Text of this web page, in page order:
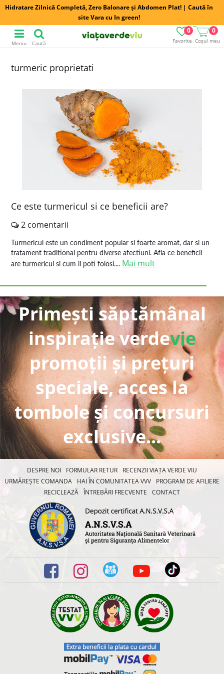
Hidratare Zilnică Completă, Zero Balonare și Abdomen Plat! | Caută în
site Vara cu In green!
Favorite
0
Coșul meu
0
Meniu Caută
turmeric proprietati
Ce este turmericul si ce beneficii are?
2 comentarii
Turmericul este un condiment popular si foarte aromat, dar si un
tratament traditional pentru diverse afectiuni. Afla ce beneficii
are turmericul si cum il poti folosi.... Mai mult
Primești săptămânal
inspirație verdevie
promoții și prețuri
speciale, acces la
tombole și concursuri
exclusive...
DESPRE NOI FORMULAR RETUR
RECENZII VIAȚA VERDE VIU
URMĂREȘTE COMANDA
HAI ÎN COMUNITATEA VVV
PROGRAM DE AFILIERE
RECICLEAZĂ ÎNTREBĂRI FRECVENTE CONTACT